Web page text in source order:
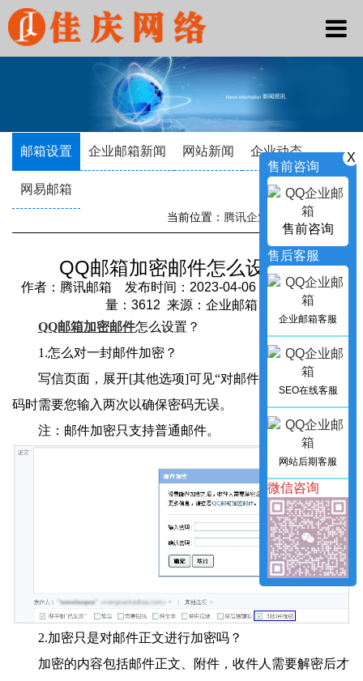
邮箱设置 企业邮箱新闻 网站新闻 企业动态
网易邮箱
当前位置： 腾讯企业邮箱 ->新闻资讯
QQ邮箱加密邮件怎么设置？
作者：腾讯邮箱 发布时间：2023-04-06 20:04:46 访问
量：3612 来源：企业邮箱
QQ邮箱加密邮件怎么设置？
1.怎么对一封邮件加密？
写信页面，展开[其他选项]可见“对邮件加密”，设置密
码时需要您输入两次以确保密码无误。
注：邮件加密只支持普通邮件。
2.加密只是对邮件正文进行加密吗？
加密的内容包括邮件正文、附件，收件人需要解密后才
X
售前咨询
售前咨询
售后客服
企业邮箱客服
SEO在线客服
网站后期客服
微信咨询